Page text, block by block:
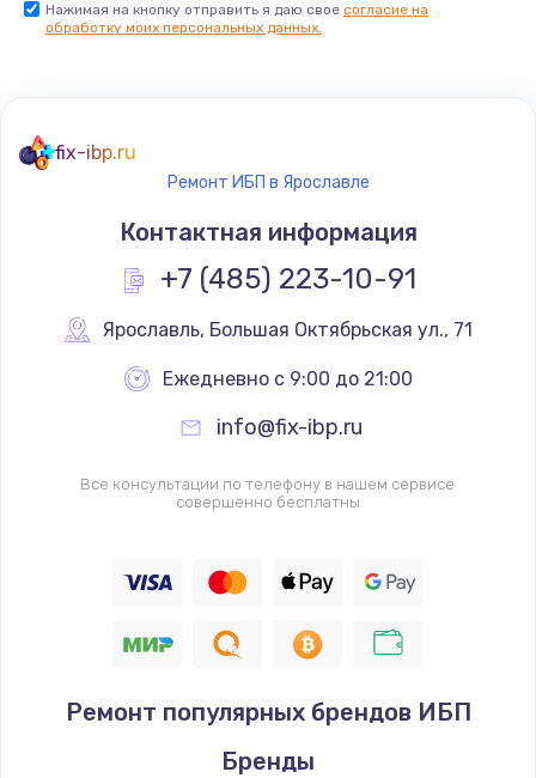
Нажимая на кнопку отправить я даю свое согласие на
обработку моих персональных данных.
fix-ibp.ru
Ремонт ИБП в Ярославле
Контактная информация
+7 (485) 223-10-91
Ярославль, Большая Октябрьская ул., 71
Ежедневно с 9:00 до 21:00
info@fix-ibp.ru
Все консультации по телефону в нашем сервисе
совершенно бесплатны
Ремонт популярных брендов ИБП
Бренды